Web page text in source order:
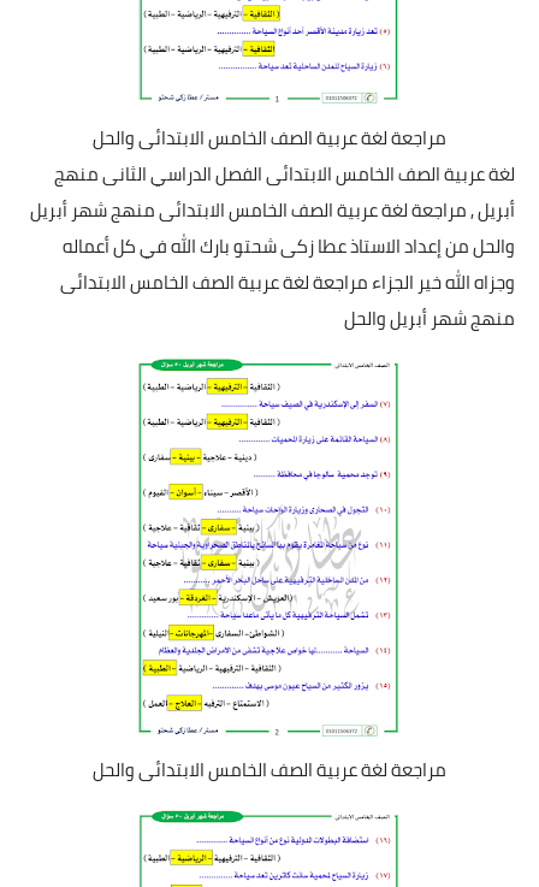
مراجعة لغة عربية الصف الخامس الابتدائى والحل
لغة عربية الصف الخامس الابتدائى الفصل الدراسي الثانى منهج
أبريل , مراجعة لغة عربية الصف الخامس الابتدائى منهج شهر أبريل
والحل من إعداد الاستاذ عطا زكى شحتو بارك الله في كل أعماله
وجزاه الله خير الجزاء مراجعة لغة عربية الصف الخامس الابتدائى
منهج شهر أبريل والحل
مراجعة لغة عربية الصف الخامس الابتدائى والحل